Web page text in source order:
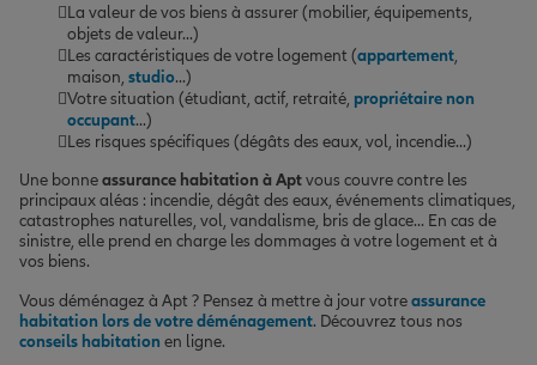
La valeur de vos biens à assurer (mobilier, équipements,
objets de valeur...)
Les caractéristiques de votre logement (appartement,
maison, studio...)
Votre situation (étudiant, actif, retraité, propriétaire non
occupant...)
Les risques spécifiques (dégâts des eaux, vol, incendie...)
Une bonneassurance habitation à Aptvous couvre contre les
principaux aléas : incendie, dégât des eaux, événements climatiques,
catastrophes naturelles, vol, vandalisme, bris de glace... En cas de
sinistre, elle prend en charge les dommages à votre logement et à
vos biens.
Vous déménagez à Apt ? Pensez à mettre à jour votreassurance
habitation lors de votre déménagement. Découvrez tous nos
conseils habitation en ligne.